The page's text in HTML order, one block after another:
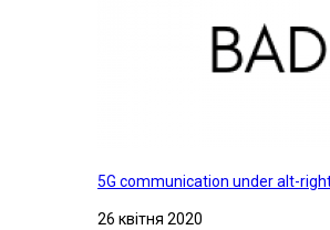
5G communication under alt-
26 квітня 2020